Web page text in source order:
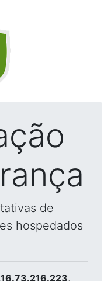
de
hospedados
,